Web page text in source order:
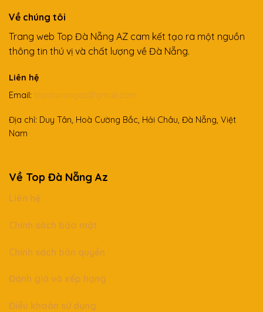
Về chúng tôi
Trang web Top Đà Nẵng AZ cam kết tạo ra một nguồn
thông tin thú vị và chất lượng về Đà Nẵng.
Liên hệ
Email: topdanangaz@gmail.com
Địa chỉ: Duy Tân, Hoà Cường Bắc, Hải Châu, Đà Nẵng, Việt
Nam
Về Top Đà Nẵng Az
Liên hệ
Chính sách bảo mật
Chính sách bản quyền
Đánh giá và xếp hạng
Điều khoản sử dụng